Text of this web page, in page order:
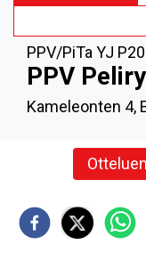
PPV/PiTa YJ
PPV
Kameleonten 4,